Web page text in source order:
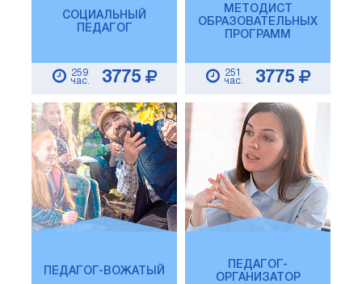
СОЦИАЛЬНЫЙ
ПЕДАГОГ
259
час.
3775
МЕТОДИСТ
ОБРАЗОВАТЕЛЬНЫХ
ПРОГРАММ
251
час.
3775
ПЕДАГОГ-ВОЖАТЫЙ
ПЕДАГОГ-
ОРГАНИЗАТОР